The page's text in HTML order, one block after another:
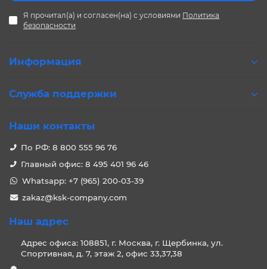
Я прочитал(а) и согласен(на) с условиями Политика
безопасности
Информация
Служба поддержки
Наши контакты
По РФ: 8 800 555 96 76
Главный офис: 8 495 401 96 46
Whatsapp: +7 (965) 200-03-39
zakaz@ksk-company.com
Наш адрес
Адрес офиса: 108851, г. Москва, г. Щербинка, ул.
Спортивная, д. 7, этаж 2, офис 33,37,38